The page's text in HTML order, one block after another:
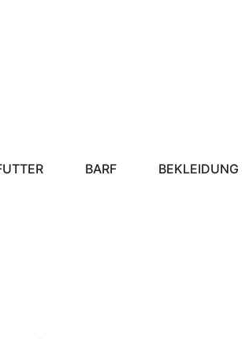
BARF BEKLEIDUNG